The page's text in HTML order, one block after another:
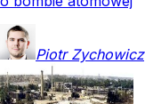
Piotr Zychowicz